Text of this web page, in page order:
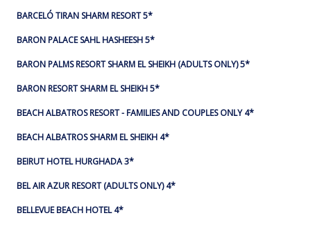
BARCELÓ TIRAN SHARM RESORT 5*
BARON PALACE SAHL HASHEESH 5*
BARON PALMS RESORT SHARM EL SHEIKH (ADULTS ONLY) 5*
BARON RESORT SHARM EL SHEIKH 5*
BEACH ALBATROS RESORT - FAMILIES AND COUPLES ONLY 4*
BEACH ALBATROS SHARM EL SHEIKH 4*
BEIRUT HOTEL HURGHADA 3*
BEL AIR AZUR RESORT (ADULTS ONLY) 4*
BELLEVUE BEACH HOTEL 4*